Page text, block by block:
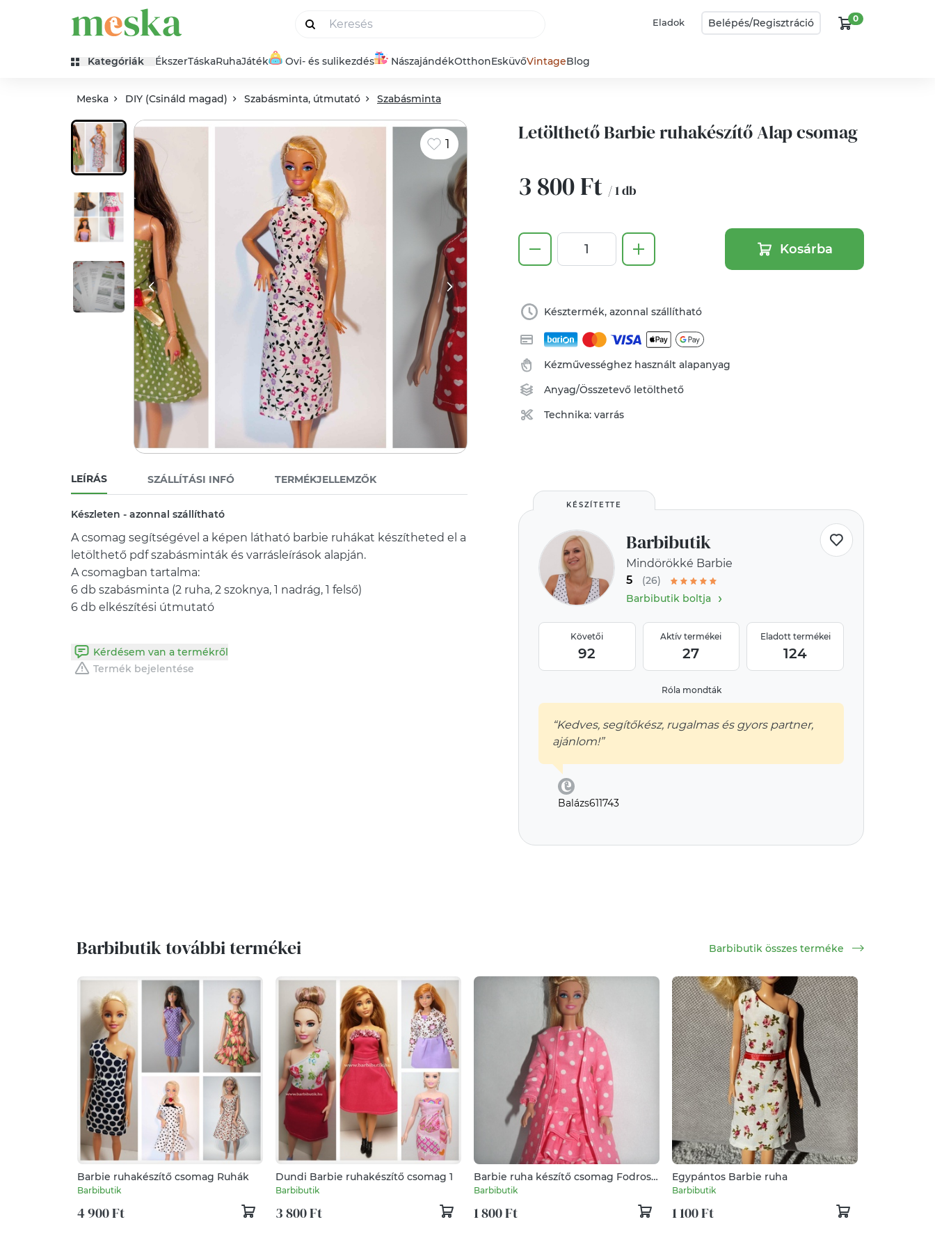
Eladok Belépés/Regisztráció 0
Kategóriák ÉkszerTáskaRuhaJáték Ovi- és sulikezdés NászajándékOtthonEsküvőVintageBlog
Meska DIY (Csináld magad) Szabásminta, útmutató Szabásminta
1
LEÍRÁS SZÁLLÍTÁSI INFÓ TERMÉKJELLEMZŐK
Készleten - azonnal szállítható
A csomag segítségével a képen látható barbie ruhákat készítheted el a
letölthető pdf szabásminták és varrásleírások alapján.
A csomagban tartalma:
6 db szabásminta (2 ruha, 2 szoknya, 1 nadrág, 1 felső)
Kérdésem van a termékről
Termék bejelentése
Letölthető Barbie ruhakészítő Alap csomag
3 800 Ft / 1 db
Kosárba
Késztermék, azonnal szállítható
Kézművességhez használt alapanyag
Anyag/Összetevő letölthető
Technika:varrás
KÉSZÍTETTE
Barbibutik
Mindörökké Barbie
5
(26)
Barbibutik boltja
›
Követői
92
Aktív termékei
27
Eladott termékei
124
Róla mondták
“Kedves, segítőkész, rugalmas és gyors partner,
ajánlom!”
Balázs611743
Barbibutik további termékei Barbibutik összes terméke
Barbie ruhakészítő csomag Ruhák
Barbibutik
4 900 Ft
Dundi Barbie ruhakészítő csomag 1
Barbibutik
3 800 Ft
Barbie ruha készítő csomag Fodros
ruha és Kabát
Barbibutik
1 800 Ft
Egypántos Barbie ruha
Barbibutik
1 100 Ft